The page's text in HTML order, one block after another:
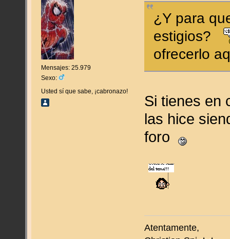
Mensajes: 25.979
Sexo:
Usted sí que sabe, ¡cabronazo!
¿Y para
estigios?
ofrecerlo
Si tienes en
las hice
foro
Atentamente,